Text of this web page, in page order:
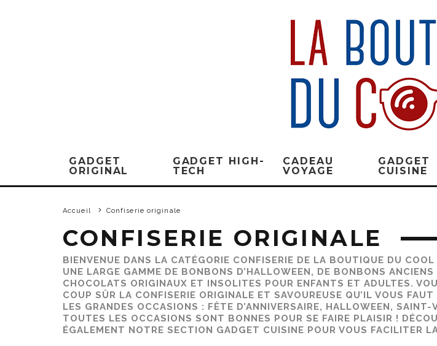
GADGET
ORIGINAL
GADGET HIGH-
TECH
CADEAU
VOYAGE
GADGET
CUISINE
Accueil Confiserie originale
CONFISERIE ORIGINALE
BIENVENUE DANS LA CATÉGORIE CONFISERIE DE LA BOUTIQUE DU COOL
UNE LARGE GAMME DE BONBONS D’HALLOWEEN, DE BONBONS ANCIENS
CHOCOLATS ORIGINAUX ET INSOLITES POUR ENFANTS ET ADULTES.
COUP SÛR LA CONFISERIE ORIGINALE ET SAVOUREUSE QU’IL VOUS
LES GRANDES OCCASIONS : FÊTE D’ANNIVERSAIRE, HALLOWEEN, SAINT-
TOUTES LES OCCASIONS SONT BONNES POUR SE FAIRE PLAISIR !
ÉGALEMENT NOTRE SECTION GADGET CUISINE POUR VOUS FACILITER